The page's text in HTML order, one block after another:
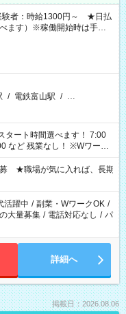
験者：時給1300円～ ★日払
ます）※稼働開始時は手続き
/ 電鉄富山駅 / …
業なし！ ※Wワーク
間超の就業はご案内できま
勤務は社会保険への加入対
い派遣の原則禁止）によ
が難しい場合があります
★職場が気に入れば、長期
活躍中 / 副業・WワークOK /
大量募集 / 電話対応なし / パ
詳細へ
掲載日：2026.08.06